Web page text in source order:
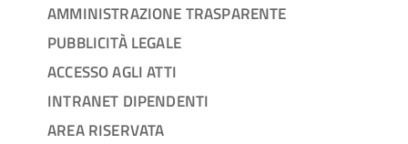
AMMINISTRAZIONE TRASPARENTE
PUBBLICITÀ LEGALE
ACCESSO AGLI ATTI
INTRANET DIPENDENTI
AREA RISERVATA